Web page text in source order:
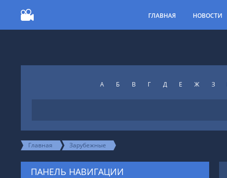
ГЛАВНАЯ НОВОСТИ
А Б В Г Д Е Ж З
Главная Зарубежные
ПАНЕЛЬ НАВИГАЦИИ